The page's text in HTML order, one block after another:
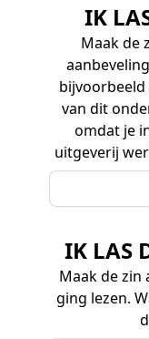
IK
Maak de
van dit
omdat je
uitgeverij
IK LAS
Maak de zin
ging lezen.